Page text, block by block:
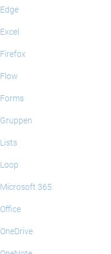
Edge
Excel
Firefox
Flow
Forms
Gruppen
Lists
Loop
Microsoft 365
Office
OneDrive